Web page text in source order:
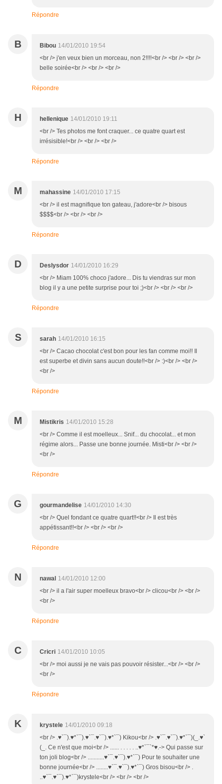
Répondre
B Bibou 14/01/2010 19:54
<br /> j'en veux bien un morceau, non 2!!!!<br /> <br /> <br />
belle soirée<br /> <br /> <br />
Répondre
H hellenique 14/01/2010 19:11
<br /> Tes photos me font craquer... ce quatre quart est
irrésisible!<br /> <br /> <br />
Répondre
M mahassine 14/01/2010 17:15
<br /> il est magnifique ton gateau, j'adore<br /> bisous
$$$$<br /> <br /> <br />
Répondre
D Deslysdor 14/01/2010 16:29
<br /> Miam 100% choco j'adore... Dis tu viendras sur mon
blog il y a une petite surprise pour toi ;)<br /> <br /> <br />
Répondre
S sarah 14/01/2010 16:15
<br /> Cacao chocolat c'est bon pour les fan comme moi!! Il
est superbe et divin sans aucun doute!!<br /> :)<br /> <br />
<br />
Répondre
M Mistikris 14/01/2010 15:28
<br /> Comme il est moelleux... Snif... du chocolat... et mon
régime alors... Passe une bonne journée. Misti<br /> <br />
<br />
Répondre
G gourmandelise 14/01/2010 14:30
<br /> Quel fondant ce quatre quart!!<br /> Il est très
appétissant!!<br /> <br /> <br />
Répondre
N nawal 14/01/2010 12:00
<br /> il a l'air super moelleux bravo<br /> clicou<br /> <br />
<br />
Répondre
C Cricri 14/01/2010 10:05
<br /> moi aussi je ne vais pas pouvoir résister...<br /> <br />
<br />
Répondre
K krystele 14/01/2010 09:18
<br /> .♥`¯).♥*`¯).♥`¯.♥`¯).♥*`¯) Kikou<br /> .♥`¯.♥`¯).♥*`¯)(_.♥`
(_. Ce n'est que moi<br /> ...... . . . . . ..♥*`¯`*♥.-> Qui passe sur
ton joli blog<br /> ...........♥`¯.♥`¯).♥*`¯) Pour te souhaiter une
bonne journée<br /> ........♥`¯.♥`¯).♥*`¯) Gros bisou<br /> .
..♥`¯.♥`¯).♥*`¯)krystele<br /> <br /> <br />